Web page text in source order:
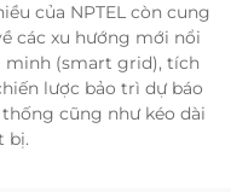
của NPTEL còn cung
các xu hướng mới nổi
(smart grid), tích
lược bảo trì dự báo
cũng như kéo dài
bị.